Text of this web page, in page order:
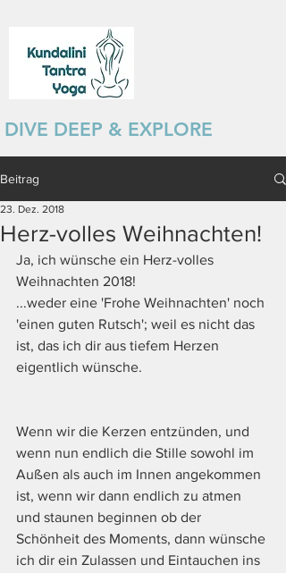
DIVE DEEP & EXPLORE
Beitrag
Herz-volles Weihnachten!
23. Dez. 2018
Ja, ich wünsche ein Herz-volles
Weihnachten 2018!
...weder eine 'Frohe Weihnachten' noch
'einen guten Rutsch'; weil es nicht das
ist, das ich dir aus tiefem Herzen
eigentlich wünsche.
Wenn wir die Kerzen entzünden, und
wenn nun endlich die Stille sowohl im
Außen als auch im Innen angekommen
ist, wenn wir dann endlich zu atmen
und staunen beginnen ob der
Schönheit des Moments, dann wünsche
ich dir ein Zulassen und Eintauchen ins